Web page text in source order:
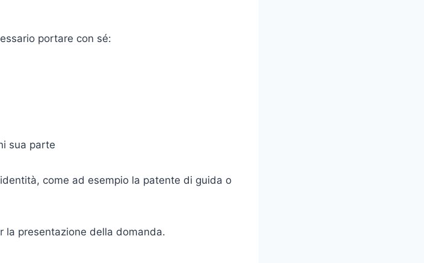
portare con sé:
sua parte
come ad esempio la patente di guida o
la presentazione della domanda.